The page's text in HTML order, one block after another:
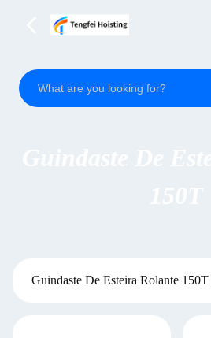
Guindaste De Esteira Rolante 150T